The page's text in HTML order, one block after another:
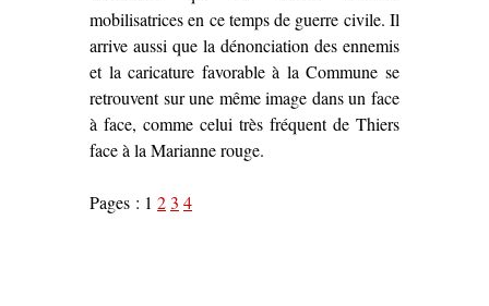
mobilisatrices en ce temps de guerre civile. Il
arrive aussi que la dénonciation des ennemis
et la caricature favorable à la Commune se
retrouvent sur une même image dans un face
à face, comme celui très fréquent de Thiers
face à la Marianne rouge.
Pages : 1 23 4